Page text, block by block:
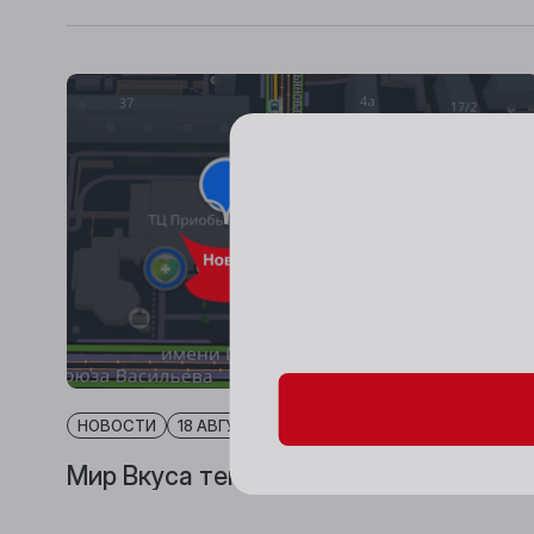
НОВОСТИ 18 АВГУСТА 2025
Мир Вкуса теперь и в Бийске!